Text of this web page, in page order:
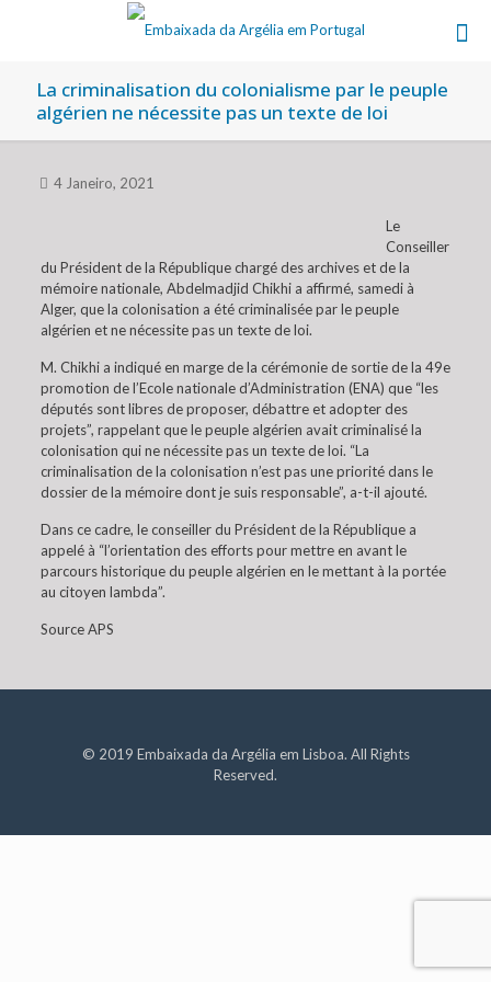
La criminalisation du colonialisme par le peuple
algérien ne nécessite pas un texte de loi
4 Janeiro, 2021
Le
Conseiller
du Président de la République chargé des archives et de la
mémoire nationale, Abdelmadjid Chikhi a affirmé, samedi à
Alger, que la colonisation a été criminalisée par le peuple
algérien et ne nécessite pas un texte de loi.
M. Chikhi a indiqué en marge de la cérémonie de sortie de la 49e
promotion de l’Ecole nationale d’Administration (ENA) que “les
députés sont libres de proposer, débattre et adopter des
projets”, rappelant que le peuple algérien avait criminalisé la
colonisation qui ne nécessite pas un texte de loi. “La
criminalisation de la colonisation n’est pas une priorité dans le
dossier de la mémoire dont je suis responsable”, a-t-il ajouté.
Dans ce cadre, le conseiller du Président de la République a
appelé à “l’orientation des efforts pour mettre en avant le
parcours historique du peuple algérien en le mettant à la portée
au citoyen lambda”.
Source APS
© 2019 Embaixada da Argélia em Lisboa. All Rights
Reserved.